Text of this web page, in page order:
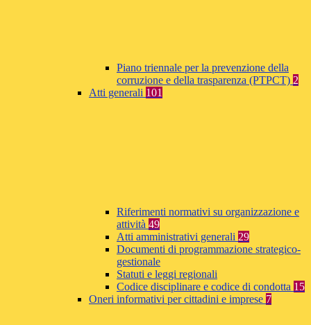
Piano triennale per la prevenzione della
corruzione e della trasparenza (PTPCT) 2
Atti generali 101
Riferimenti normativi su organizzazione e
attività 49
Atti amministrativi generali 29
Documenti di programmazione strategico-
gestionale
Statuti e leggi regionali
Codice disciplinare e codice di condotta 15
Oneri informativi per cittadini e imprese 7